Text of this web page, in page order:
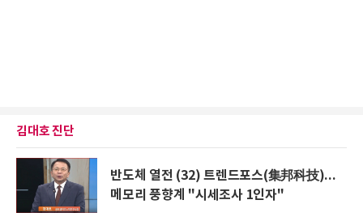
김대호 진단
반도체 열전 (32) 트렌드포스(集邦科技)...
메모리 풍향계 "시세조사 1인자"